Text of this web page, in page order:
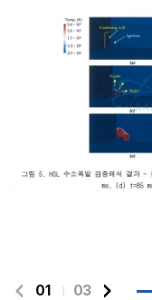
01 03